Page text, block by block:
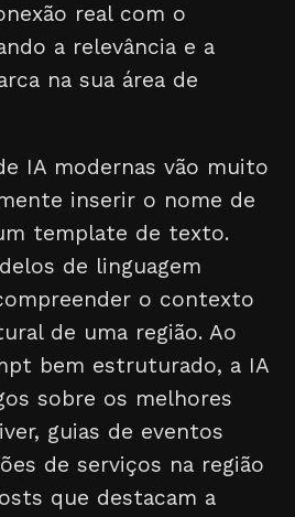
real com o
a relevância e a
na sua área de
IA modernas vão muito
inserir o nome de
template de texto.
de linguagem
o contexto
de uma região. Ao
bem estruturado, a IA
sobre os melhores
guias de eventos
de serviços na região
que destacam a